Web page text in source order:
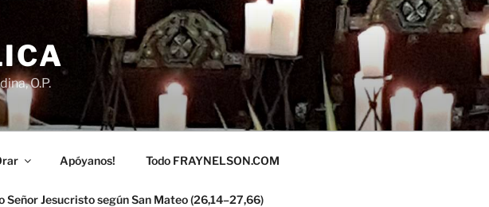
O.P.
Apóyanos! Todo FRAYNELSON.COM
Señor Jesucristo según San Mateo (26,14–27,66)